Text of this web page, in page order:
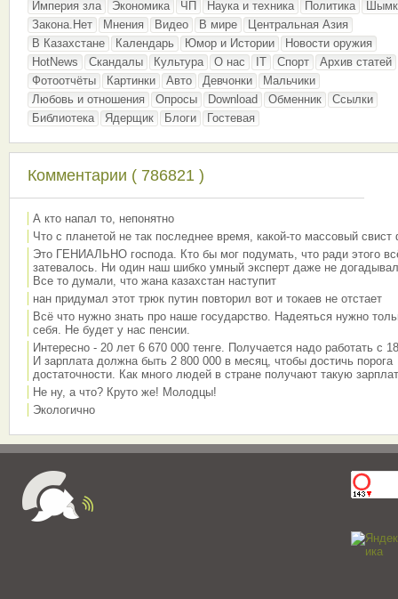
Империя зла Экономика ЧП Наука и техника Политика
Закона.Нет
Мнения Видео В мире
Центральная Азия
В Казахстане
Календарь Юмор и Истории
Новости оружия
HotNews
Скандалы Культура О нас IT Спорт
Архив статей
Фотоотчёты
Картинки Авто Девчонки
Мальчики
Любовь и отношения
Опросы Download Обменник
Ссылки
Библиотека
Ядерщик Блоги Гостевая
Комментарии ( 786821 )
А кто напал то, непонятно
Что с планетой не так последнее время, какой-то массовый свист
Это ГЕНИАЛЬНО господа. Кто бы мог подумать, что ради этого
затевалось. Ни один наш шибко умный эксперт даже не
Все то думали, что жана казахстан наступит
нан придумал этот трюк путин повторил вот и токаев не отстает
Всё что нужно знать про наше государство. Надеяться нужно
себя. Не будет у нас пенсии.
Интересно - 20 лет 6 670 000 тенге. Получается надо работать с
И зарплата должна быть 2 800 000 в месяц, чтобы достичь порога
достаточности. Как много людей в стране получают такую
Не ну, а что? Круто же! Молодцы!
Экологично